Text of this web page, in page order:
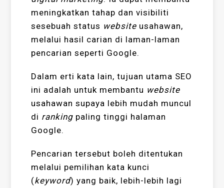
meningkatkan tahap dan visibiliti
sesebuah status website usahawan,
melalui hasil carian di laman-laman
pencarian seperti Google.
Dalam erti kata lain, tujuan utama SEO
ini adalah untuk membantu website
usahawan supaya lebih mudah muncul
di ranking paling tinggi halaman
Google.
Pencarian tersebut boleh ditentukan
melalui pemilihan kata kunci
(keyword) yang baik, lebih-lebih lagi